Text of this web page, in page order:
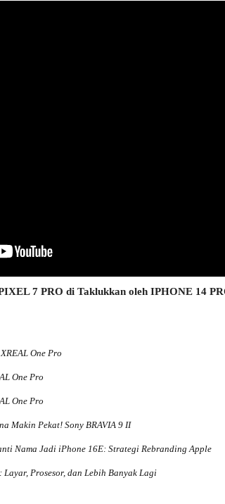
7 PRO di Taklukkan oleh IPHONE 14
One Pro
One Pro
One Pro
Makin Pekat! Sony BRAVIA 9 II
Nama Jadi iPhone 16E: Strategi Rebranding Apple
Prosesor, dan Lebih Banyak Lagi